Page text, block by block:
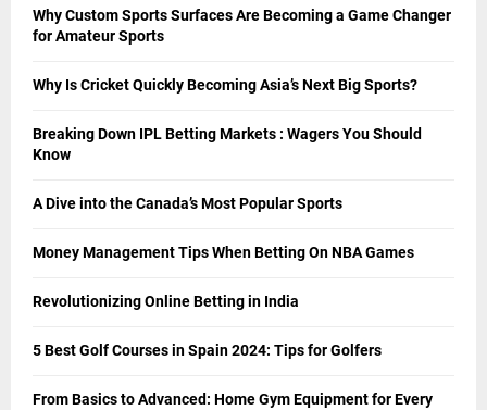
Why Custom Sports Surfaces Are Becoming a Game Changer
for Amateur Sports
Why Is Cricket Quickly Becoming Asia’s Next Big Sports?
Breaking Down IPL Betting Markets : Wagers You Should
Know
A Dive into the Canada’s Most Popular Sports
Money Management Tips When Betting On NBA Games
Revolutionizing Online Betting in India
5 Best Golf Courses in Spain 2024: Tips for Golfers
From Basics to Advanced: Home Gym Equipment for Every